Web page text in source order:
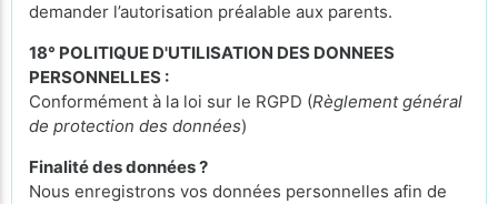
demander l’autorisation préalable aux parents.
18° POLITIQUE D'UTILISATION DES DONNEES
PERSONNELLES :
Conformément à la loi sur le RGPD (Règlement général
de protection des données)
Finalité des données ?
Nous enregistrons vos données personnelles afin de